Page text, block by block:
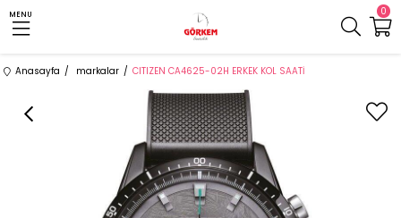
0
MENU
Anasayfa markalar CITIZEN CA4625-02H ERKEK KOL SAATİ